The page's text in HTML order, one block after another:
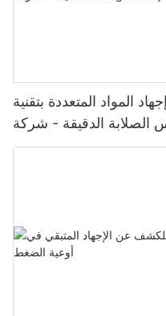
المواد المتعددة بتقنية